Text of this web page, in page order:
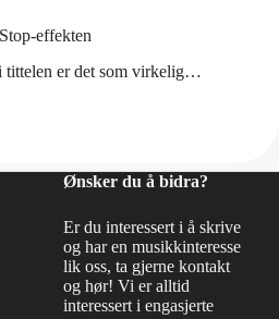
effekten
tittelen er det som virkelig…
Ønsker du å bidra?
Er du interessert i å skrive
og har en musikkinteresse
lik oss, ta gjerne kontakt
og hør! Vi er alltid
interessert i engasjerte